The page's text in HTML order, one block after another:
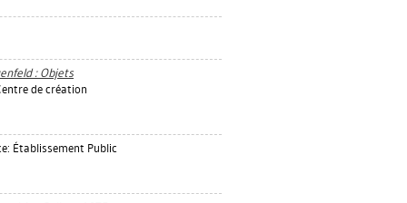
: Objets
de création
Établissement Public